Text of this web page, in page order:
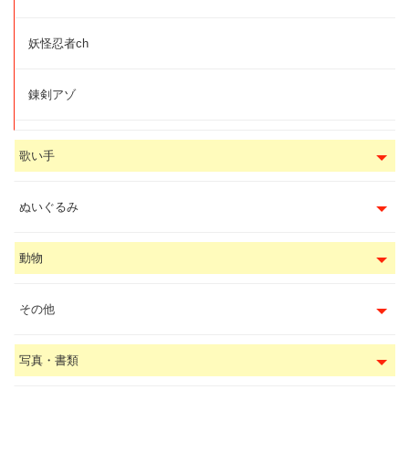
妖怪忍者ch
錬剣アゾ
歌い手
ぬいぐるみ
動物
その他
写真・書類